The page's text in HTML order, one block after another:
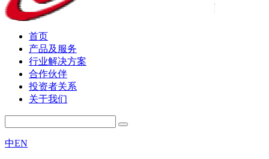
首页
产品及服务
行业解决方案
合作伙伴
投资者关系
关于我们
中EN